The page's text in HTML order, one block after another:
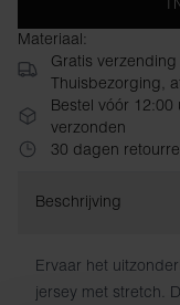
Materiaal:
Gratis
Thuisbezorging,
Bestel vóór
verzonden
30 dagen
Beschrijving
Ervaar het
jersey met stretch.